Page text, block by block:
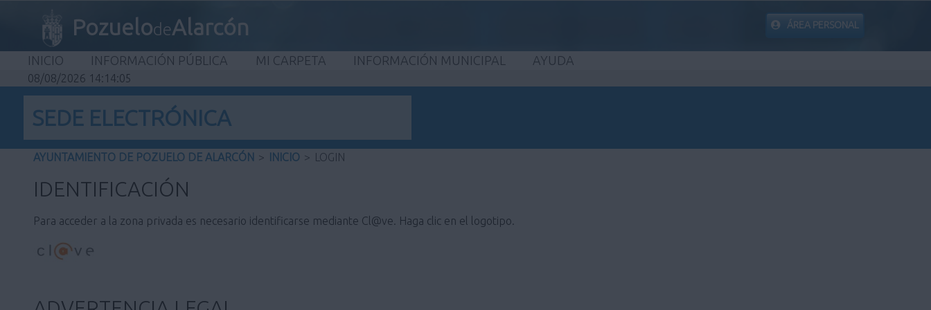
PozuelodeAlarcón ÁREA PERSONAL
INICIO INFORMACIÓN PÚBLICA MI CARPETA INFORMACIÓN MUNICIPAL AYUDA
08/08/2026 14:14:05
SEDE ELECTRÓNICA
AYUNTAMIENTO DE POZUELO DE ALARCÓN > INICIO > LOGIN
IDENTIFICACIÓN
Para acceder a la zona privada es necesario identificarse mediante Cl@ve. Haga clic en el logotipo.